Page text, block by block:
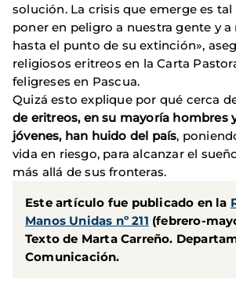
solución. La crisis que emerge es tal
poner en peligro a nuestra gente y
hasta el punto de su extinción»,
religiosos eritreos en la Carta
feligreses en Pascua.
Quizá esto explique por qué cerca
de eritreos, en su mayoría hombres
jóvenes, han huido del país,
vida en riesgo, para alcanzar el
más allá de sus fronteras.
Este artículo fue publicado en la
Manos Unidas nº 211 (febrero-
Texto de Marta Carreño.
Comunicación.